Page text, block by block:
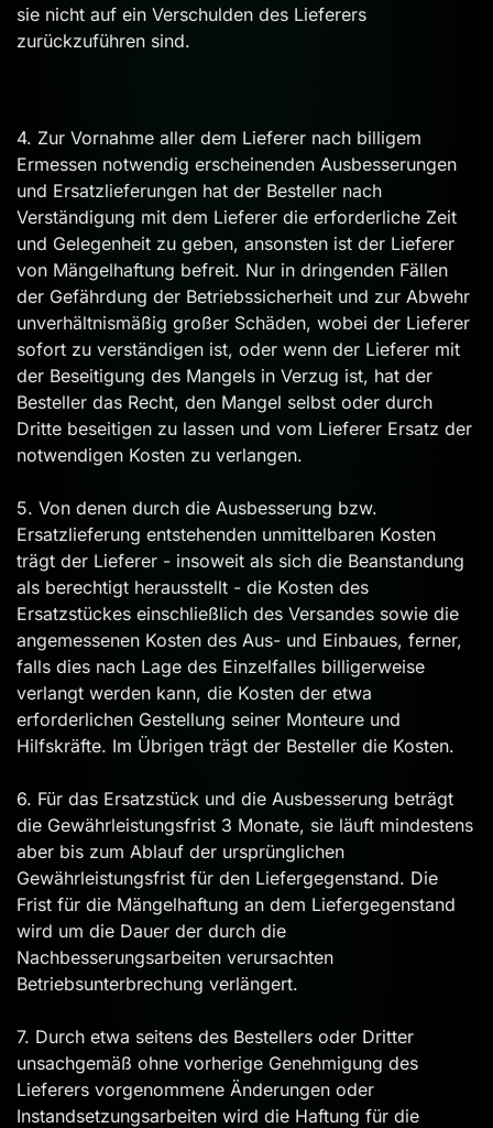
sie nicht auf ein Verschulden des Lieferers
zurückzuführen sind.
4. Zur Vornahme aller dem Lieferer nach billigem
Ermessen notwendig erscheinenden Ausbesserungen
und Ersatzlieferungen hat der Besteller nach
Verständigung mit dem Lieferer die erforderliche Zeit
und Gelegenheit zu geben, ansonsten ist der Lieferer
von Mängelhaftung befreit. Nur in dringenden Fällen
der Gefährdung der Betriebssicherheit und zur Abwehr
unverhältnismäßig großer Schäden, wobei der Lieferer
sofort zu verständigen ist, oder wenn der Lieferer mit
der Beseitigung des Mangels in Verzug ist, hat der
Besteller das Recht, den Mangel selbst oder durch
Dritte beseitigen zu lassen und vom Lieferer Ersatz der
notwendigen Kosten zu verlangen.
5. Von denen durch die Ausbesserung bzw.
Ersatzlieferung entstehenden unmittelbaren Kosten
trägt der Lieferer - insoweit als sich die Beanstandung
als berechtigt herausstellt - die Kosten des
Ersatzstückes einschließlich des Versandes sowie die
angemessenen Kosten des Aus- und Einbaues, ferner,
falls dies nach Lage des Einzelfalles billigerweise
verlangt werden kann, die Kosten der etwa
erforderlichen Gestellung seiner Monteure und
Hilfskräfte. Im Übrigen trägt der Besteller die Kosten.
6. Für das Ersatzstück und die Ausbesserung beträgt
die Gewährleistungsfrist 3 Monate, sie läuft mindestens
aber bis zum Ablauf der ursprünglichen
Gewährleistungsfrist für den Liefergegenstand. Die
Frist für die Mängelhaftung an dem Liefergegenstand
wird um die Dauer der durch die
Nachbesserungsarbeiten verursachten
Betriebsunterbrechung verlängert.
7. Durch etwa seitens des Bestellers oder Dritter
unsachgemäß ohne vorherige Genehmigung des
Lieferers vorgenommene Änderungen oder
Instandsetzungsarbeiten wird die Haftung für die